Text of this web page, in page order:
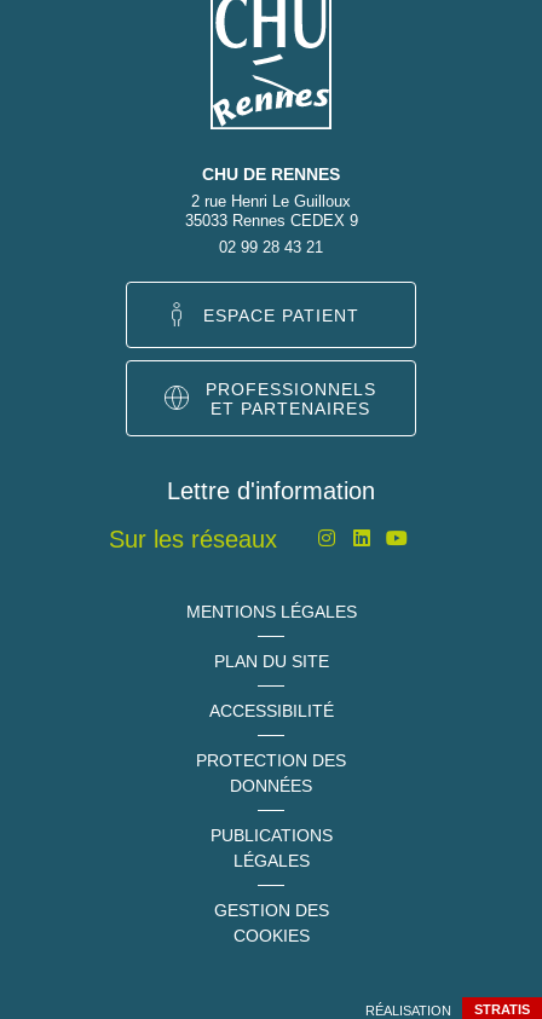
CHU DE RENNES
2 rue Henri Le Guilloux
35033 Rennes CEDEX 9
02 99 28 43 21
ESPACE PATIENT
PROFESSIONNELS
ET PARTENAIRES
Lettre d'information
Sur les réseaux
MENTIONS LÉGALES
PLAN DU SITE
ACCESSIBILITÉ
PROTECTION DES
DONNÉES
PUBLICATIONS
LÉGALES
GESTION DES
COOKIES
RÉALISATION STRATIS